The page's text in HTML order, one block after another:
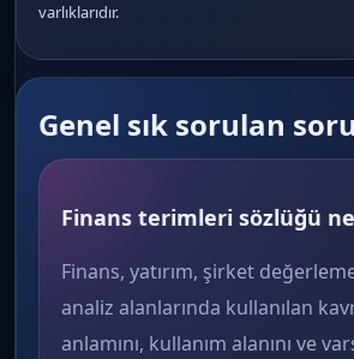
varlıklarıdır.
Genel sık sorulan
Finans terimleri sözlüğü
Finans, yatırım, şirket
analiz alanlarında kullanılan
anlamını, kullanım alanını ve